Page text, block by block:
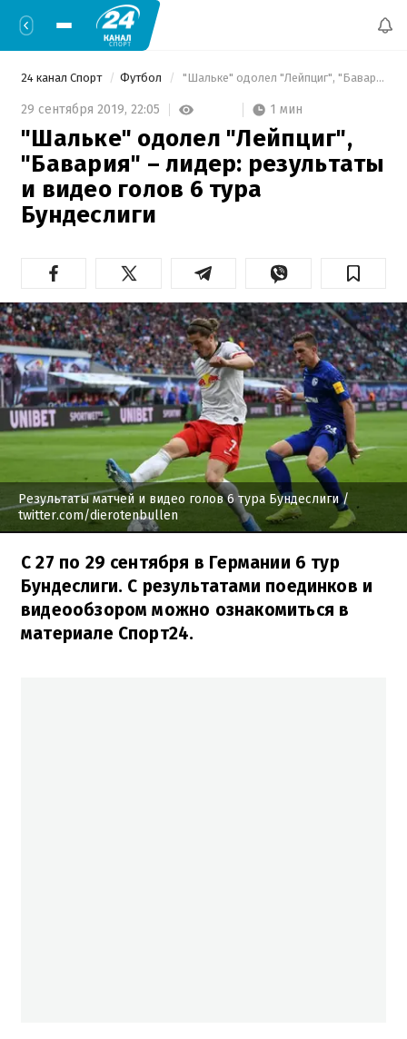
24 канал Спорт Футбол "Шальке" одолел "Лейпциг", "Бавария" – лидер: результаты и видео голов 6 тура Бундеслиги
29 сентября 2019, 22:05 1 мин
"Шальке" одолел "Лейпциг",
"Бавария" – лидер: результаты
и видео голов 6 тура
Бундеслиги
Результаты матчей и видео голов 6 тура Бундеслиги/
twitter.com/dierotenbullen
С 27 по 29 сентября в Германии 6 тур
Бундеслиги. С результатами поединков и
видеообзором можно ознакомиться в
материале Спорт24.